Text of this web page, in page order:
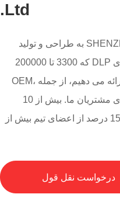
Ltd.
SHENZHEN SMX DISPLAY TECHNOLOGY CO., LIMITED به طراحی و تولید
پروژکتورها اختصاص داده شده است.و پروژکتورهای لیزری DLP که 3300 تا 200000
لومن را ارائه می دهندما طیف گسترده ای از خدمات را ارائه می دهیم، از جمله OEM،
ODM، و راه حل های سفارشی برای برآورده کردن نیازهای مشتریان ما. بیش از 10
متخصص با بیش از 30 سال تجربه در پروژکتور،و بیش از 15 درصد از اعضای تیم بیش از
درخواست نقل قول